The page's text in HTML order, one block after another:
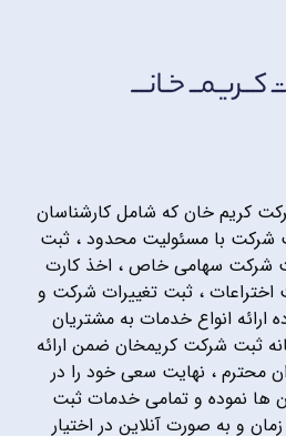
کریم خان که شامل کارشناسان
شرکت با مسئولیت محدود ، ثبت
شرکت سهامی خاص ، اخذ کارت
اختراعات ، ثبت تغییرات شرکت و
ارائه انواع خدمات به مشتریان
ثبت شرکت کریمخان ضمن ارائه
محترم ، نهایت سعی خود را در
ها نموده و تمامی خدمات ثبت
و به صورت آنلاین در اختیار